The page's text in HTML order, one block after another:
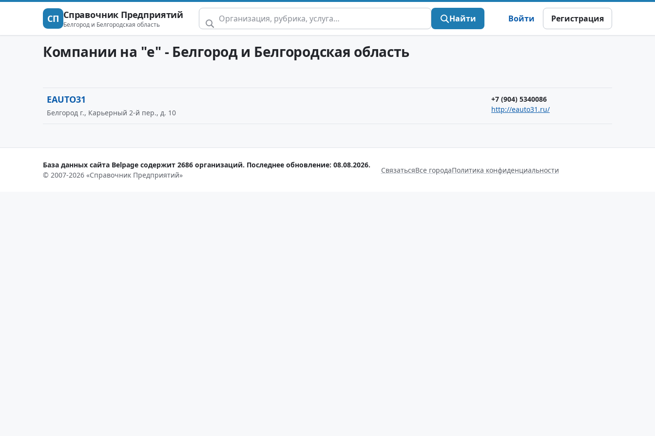
СП Справочник Предприятий
Белгород и Белгородская область
Найти Войти Регистрация
Компании на "e" - Белгород и Белгородская область
EAUTO31
+7 (904) 5340086
http://eauto31.ru/
Белгород г., Карьерный 2-й пер., д. 10
База данных сайта Belpage содержит 2686 организаций. Последнее обновление: 08.08.2026.
© 2007-2026 «Справочник Предприятий»
СвязатьсяВсе городаПолитика конфиденциальности